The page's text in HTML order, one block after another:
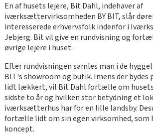
En af husets lejere, Bit Dahl, indehaver af
iværksættervirksomheden BY BIT, slår
interesserede erhvervsfolk indenfor i
Jebjerg. Bit vil give en rundvisning og
øvrige lejere i huset.
Efter rundvisningen samles man i de
BIT's showroom og butik. Imens der bydes
lidt lækkert, vil Bit Dahl fortælle om husets
sidste to år og hvilken stor betydning et
iværksætterhus har for en lille landsby.
fortælle lidt om sin egen virksomhed, som
koncept.